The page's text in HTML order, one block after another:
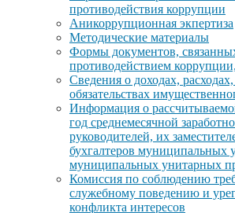
противодействия коррупции
Аникоррупционная экпертиза
Методические материалы
Формы документов,
противодействием
Сведения о доходах,
обязательствах
Информация о
год среднемесячной
руководителей, их
бухгалтеров муниципальных
муниципальных унитарных
Комиссия по соблюдению
служебному поведению и
конфликта интересов